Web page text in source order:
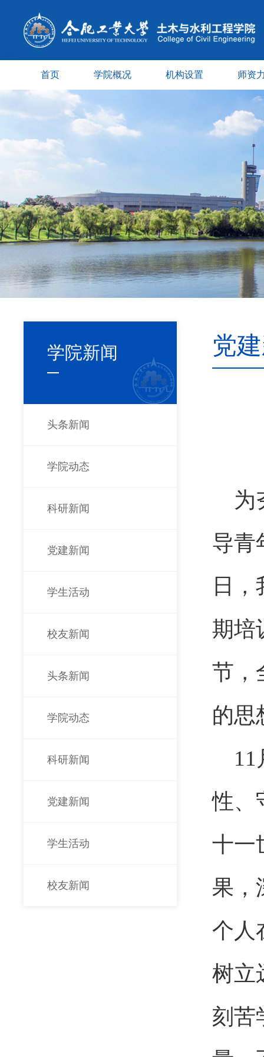
首页 学院概况 机构设置 师资
学院新闻
头条新闻
学院动态
科研新闻
党建新闻
学生活动
校友新闻
头条新闻
学院动态
科研新闻
党建新闻
学生活动
校友新闻
党
为
导青
日
期培
节，
的思
性、
十一
果，
个人
树立
刻苦